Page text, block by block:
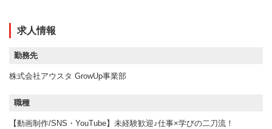
求人情報
勤務先
株式会社アウスタ GrowUp事業部
職種
【動画制作/SNS・YouTube】未経験歓迎♪仕事×学びの二刀流！